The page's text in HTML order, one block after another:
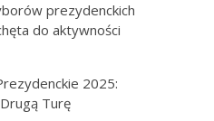
prezydenckich
do aktywności
2025:
Turę